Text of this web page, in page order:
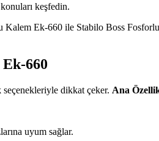
keşfedin.
Ek-660 ile Stabilo Boss Fosforlu
660
dikkat çeker. Ana
uyum sağlar.